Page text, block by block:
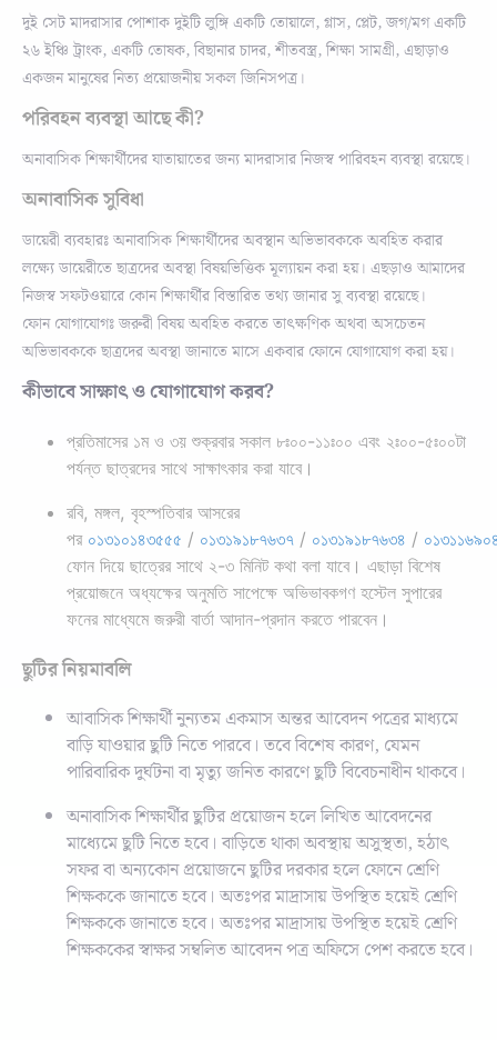
দুই সেট মাদরাসার পোশাক দুইটি লুঙ্গি একটি তোয়ালে, গ্লাস, প্লেট, জগ/মগ একটি
২৬ ইঞ্চি ট্রাংক, একটি তোষক, বিছানার চাদর, শীতবস্ত্র, শিক্ষা সামগ্রী, এছাড়াও
একজন মানুষের নিত্য প্রয়োজনীয় সকল জিনিসপত্র।
পরিবহন ব্যবস্থা আছে কী?
অনাবাসিক শিক্ষার্থীদের যাতায়াতের জন্য মাদরাসার নিজস্ব পারিবহন ব্যবস্থা রয়েছে।
অনাবাসিক সুবিধা
ডায়েরী ব্যবহারঃ অনাবাসিক শিক্ষার্থীদের অবস্থান অভিভাবককে অবহিত করার
লক্ষ্যে ডায়েরীতে ছাত্রদের অবস্থা বিষয়ভিত্তিক মূল্যায়ন করা হয়। এছড়াও আমাদের
নিজস্ব সফটওয়ারে কোন শিক্ষার্থীর বিস্তারিত তথ্য জানার সু ব্যবস্থা রয়েছে।
ফোন যোগাযোগঃ জরুরী বিষয় অবহিত করতে তাৎক্ষণিক অথবা অসচেতন
অভিভাবককে ছাত্রদের অবস্থা জানাতে মাসে একবার ফোনে যোগাযোগ করা হয়।
কীভাবে সাক্ষাৎ ও যোগাযোগ করব?
প্রতিমাসের ১ম ও ৩য় শুক্রবার সকাল ৮ঃ০০-১১ঃ০০ এবং ২ঃ০০-৫ঃ০০টা
পর্যন্ত ছাত্রদের সাথে সাক্ষাৎকার করা যাবে।
রবি, মঙ্গল, বৃহস্পতিবার আসরের
পর ০১৩১০১৪৩৫৫৫ / ০১৩১৯১৮৭৬৩৭ / ০১৩১৯১৮৭৬৩৪ /
ফোন দিয়ে ছাত্রের সাথে ২-৩ মিনিট কথা বলা যাবে। এছাড়া বিশেষ
প্রয়োজনে অধ্যক্ষের অনুমতি সাপেক্ষে অভিভাবকগণ হস্টেল সুপারের
ফনের মাধ্যেমে জরুরী বার্তা আদান-প্রদান করতে পারবেন।
ছুটির নিয়মাবলি
আবাসিক শিক্ষার্থী নুন্যতম একমাস অন্তর আবেদন পত্রের মাধ্যমে
বাড়ি যাওয়ার ছুটি নিতে পারবে। তবে বিশেষ কারণ, যেমন
পারিবারিক দুর্ঘটনা বা মৃত্যু জনিত কারণে ছুটি বিবেচনাধীন থাকবে।
অনাবাসিক শিক্ষার্থীর ছুটির প্রয়োজন হলে লিখিত আবেদনের
মাধ্যেমে ছুটি নিতে হবে। বাড়িতে থাকা অবস্থায় অসুস্থতা, হঠাৎ
সফর বা অন্যকোন প্রয়োজনে ছুটির দরকার হলে ফোনে শ্রেণি
শিক্ষককে জানাতে হবে। অতঃপর মাদ্রাসায় উপস্থিত হয়েই শ্রেণি
শিক্ষককে জানাতে হবে। অতঃপর মাদ্রাসায় উপস্থিত হয়েই শ্রেণি
শিক্ষককের স্বাক্ষর সম্বলিত আবেদন পত্র অফিসে পেশ করতে হবে।